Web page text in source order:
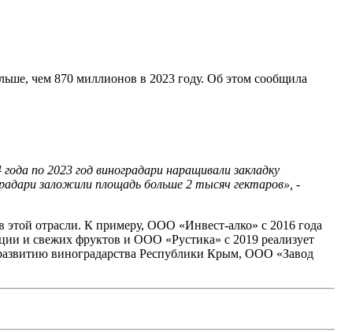
чем 870 миллионов в 2023 году. Об этом сообщила
по 2023 год виноградари наращивали закладку
заложили площадь больше 2 тысяч гектаров», -
отрасли. К примеру, ООО «Инвест-алко» с 2016 года
и свежих фруктов и ООО «Рустика» с 2019 реализует
виноградарства Республики Крым, ООО «Завод